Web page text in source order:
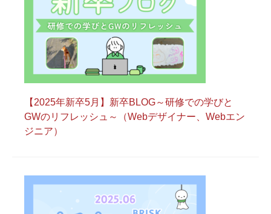
【2025年新卒5月】新卒BLOG～研修での学びと
GWのリフレッシュ～（Webデザイナー、Webエン
ジニア）